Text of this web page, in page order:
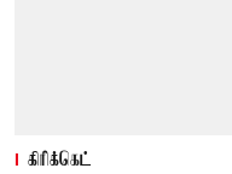
கிரிக்கெட்